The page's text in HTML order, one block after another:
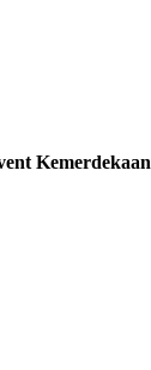
Kemerdekaan